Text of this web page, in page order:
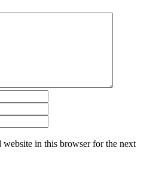
website in this browser for the next